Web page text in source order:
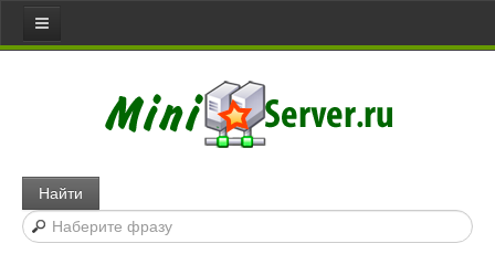
Найти
Web server
Игровой сервер